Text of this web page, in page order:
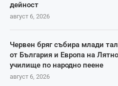
дейност
август 6, 2026
Червен бряг събира млади
от България и Европа на Лятно
училище по народно пеене
август 6, 2026